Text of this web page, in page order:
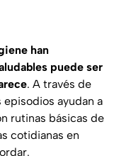
han
puede ser
. A través de
ayudan a
rutinas básicas de
cotidianas en